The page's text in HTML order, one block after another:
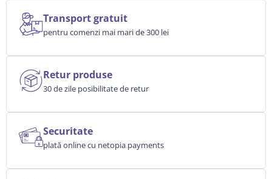
Transport gratuit
pentru comenzi mai mari de 300 lei
Retur produse
30 de zile posibilitate de retur
Securitate
plată online cu netopia payments